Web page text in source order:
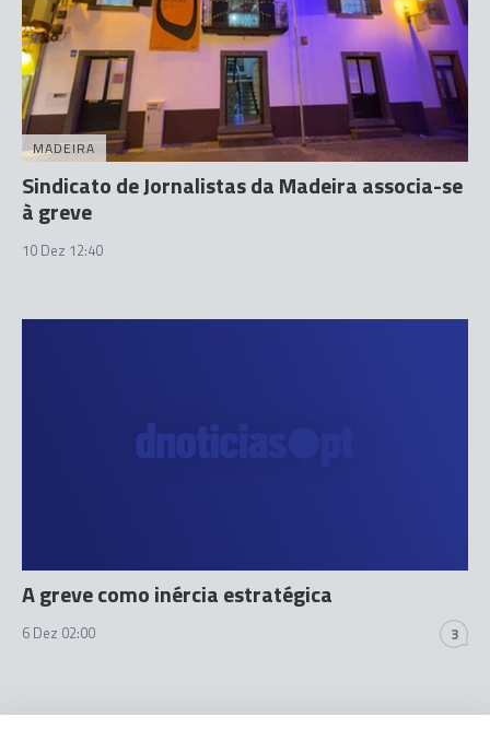
MADEIRA
Sindicato de Jornalistas da Madeira associa-se
à greve
10 Dez 12:40
A greve como inércia estratégica
6 Dez 02:00 3